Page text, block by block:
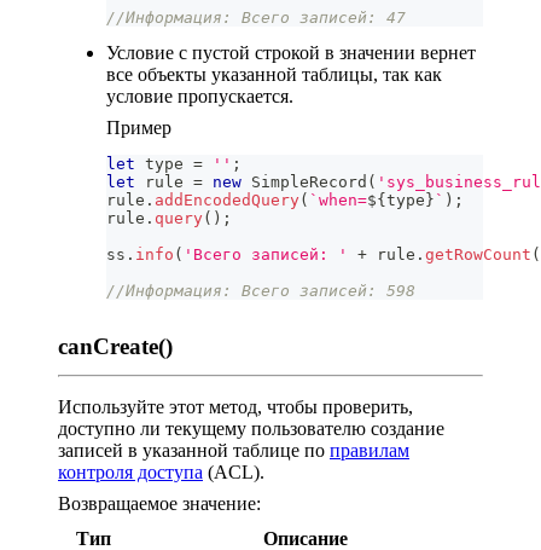
//Информация: Всего записей: 47
Условие с пустой строкой в значении вернет
все объекты указанной таблицы, так как
условие пропускается.
Пример
let type = '' ;
let rule = new SimpleRecord (
rule . addEncodedQuery( ` when=${type} ` ) ;
rule . query( ) ;
ss . info ( 'Всего записей: ' + rule . getRowCount (
//Информация: Всего записей: 598
canCreate()
Используйте этот метод, чтобы проверить,
доступно ли текущему пользователю создание
записей в указанной таблице по правилам
контроля доступа (ACL).
Возвращаемое значение:
Тип
Описание